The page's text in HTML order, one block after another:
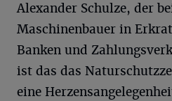
Alexander Schulze, der
Maschinenbauer in
Banken und
ist das das
eine